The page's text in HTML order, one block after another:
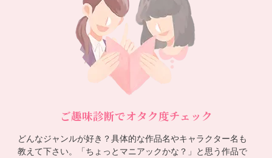
ご趣味診断でオタク度チェック
どんなジャンルが好き？具体的な作品名やキャラクター名も
教えて下さい。「ちょっとマニアックかな？」と思う作品で